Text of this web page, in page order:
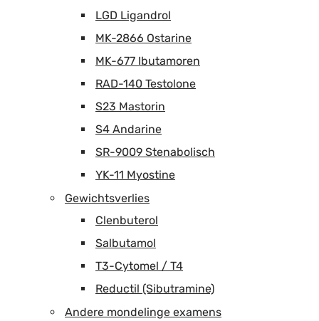
LGD Ligandrol
MK-2866 Ostarine
MK-677 Ibutamoren
RAD-140 Testolone
S23 Mastorin
S4 Andarine
SR-9009 Stenabolisch
YK-11 Myostine
Gewichtsverlies
Clenbuterol
Salbutamol
T3-Cytomel / T4
Reductil (Sibutramine)
Andere mondelinge examens